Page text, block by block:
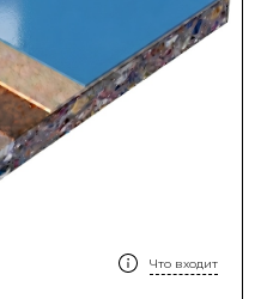
Что входит